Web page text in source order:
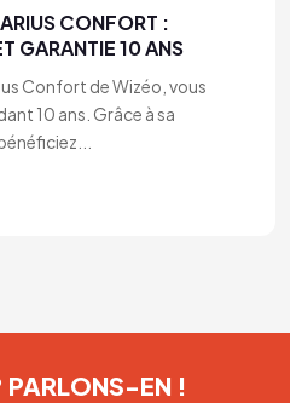
CONFORT :
GARANTIE 10 ANS
Confort de Wizéo, vous
10 ans. Grâce à sa
PARLONS-EN !